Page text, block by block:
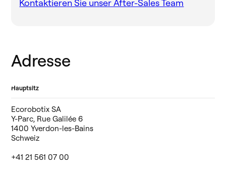
Kontaktieren Sie unser After-Sales Team
Adresse
Hauptsitz
Ecorobotix SA
Y-Parc, Rue Galilée 6
1400 Yverdon-les-Bains
Schweiz
+41 21 561 07 00